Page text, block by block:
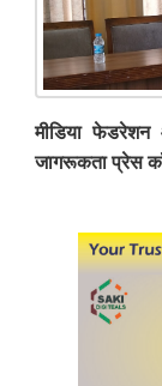
मीडिया
जागरूकता प्रेस